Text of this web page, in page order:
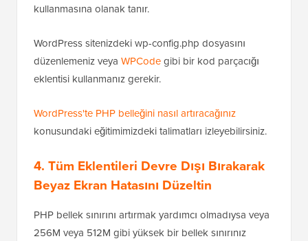
kullanmasına olanak tanır.
WordPress sitenizdeki wp-config.php dosyasını
düzenlemeniz veya WPCodegibi bir kod parçacığı
eklentisi kullanmanız gerekir.
WordPress'te PHP belleğini nasıl artıracağınız
konusundaki eğitimimizdeki talimatları izleyebilirsiniz.
4. Tüm Eklentileri Devre Dışı Bırakarak
Beyaz Ekran Hatasını Düzeltin
PHP bellek sınırını artırmak yardımcı olmadıysa veya
256M veya 512M gibi yüksek bir bellek sınırınız